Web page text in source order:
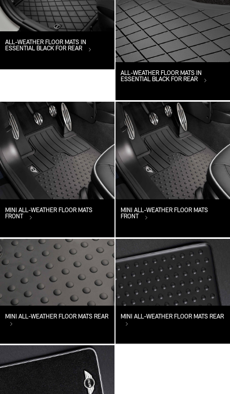
ALL-WEATHER FLOOR MATS IN
ESSENTIAL BLACK FOR REAR
ALL-WEATHER FLOOR MATS IN
ESSENTIAL BLACK FOR REAR
MINI ALL-WEATHER FLOOR MATS
FRONT
MINI ALL-WEATHER FLOOR MATS
FRONT
MINI ALL-WEATHER FLOOR MATS REAR MINI ALL-WEATHER FLOOR MATS REAR